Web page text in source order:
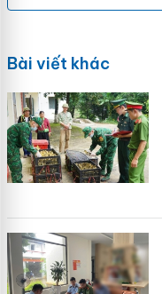
Bài viết khác